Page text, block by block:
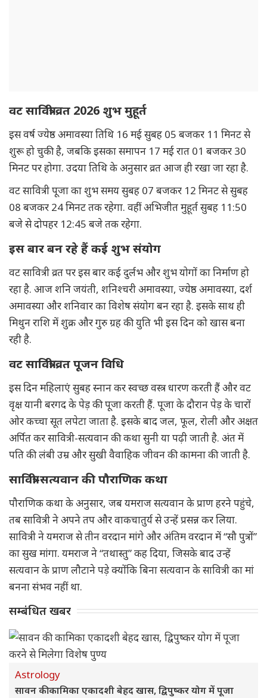
वट सावित्री व्रत 2026 शुभ मुहूर्त
इस वर्ष ज्येष्ठ अमावस्या तिथि 16 मई सुबह 05 बजकर 11 मिनट से
शुरू हो चुकी है, जबकि इसका समापन 17 मई रात 01 बजकर 30
मिनट पर होगा. उदया तिथि के अनुसार व्रत आज ही रखा जा रहा है.
वट सावित्री पूजा का शुभ समय सुबह 07 बजकर 12 मिनट से सुबह
08 बजकर 24 मिनट तक रहेगा. वहीं अभिजीत मुहूर्त सुबह 11:50
बजे से दोपहर 12:45 बजे तक रहेगा.
इस बार बन रहे हैं कई शुभ संयोग
वट सावित्री व्रत पर इस बार कई दुर्लभ और शुभ योगों का निर्माण हो
रहा है. आज शनि जयंती, शनिश्चरी अमावस्या, ज्येष्ठ अमावस्या, दर्श
अमावस्या और शनिवार का विशेष संयोग बन रहा है. इसके साथ ही
मिथुन राशि में शुक्र और गुरु ग्रह की युति भी इस दिन को खास बना
रही है.
वट सावित्री व्रत पूजन विधि
इस दिन महिलाएं सुबह स्नान कर स्वच्छ वस्त्र धारण करती हैं और वट
वृक्ष यानी बरगद के पेड़ की पूजा करती हैं. पूजा के दौरान पेड़ के चारों
ओर कच्चा सूत लपेटा जाता है. इसके बाद जल, फूल, रोली और अक्षत
अर्पित कर सावित्री-सत्यवान की कथा सुनी या पढ़ी जाती है. अंत में
पति की लंबी उम्र और सुखी वैवाहिक जीवन की कामना की जाती है.
सावित्री-सत्यवान की पौराणिक कथा
पौराणिक कथा के अनुसार, जब यमराज सत्यवान के प्राण हरने पहुंचे,
तब सावित्री ने अपने तप और वाकचातुर्य से उन्हें प्रसन्न कर लिया.
सावित्री ने यमराज से तीन वरदान मांगे और अंतिम वरदान में “सौ पुत्रों”
का सुख मांगा. यमराज ने “तथास्तु” कह दिया, जिसके बाद उन्हें
सत्यवान के प्राण लौटाने पड़े क्योंकि बिना सत्यवान के सावित्री का मां
बनना संभव नहीं था.
सम्बंधित खबर
Astrology
सावन की कामिका एकादशी बेहद खास, द्विपुष्कर योग में पूजा